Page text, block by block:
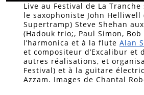
Live au Festival de La Tranche
le saxophoniste John Helliwell
Supertramp) Steve Shehan
(Hadouk trio;, Paul Simon,
l’harmonica et à la flute Alan
et compositeur d’Excalibur et
autres réalisations, et
Festival) et à la guitare
Azzam. Images de Chantal